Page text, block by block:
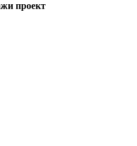
проект